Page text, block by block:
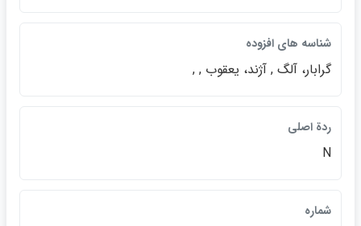
شناسه هاي افزوده
گرابار، آلگ , آژند، يعقوب , ,
ردة اصلي
N
شماره